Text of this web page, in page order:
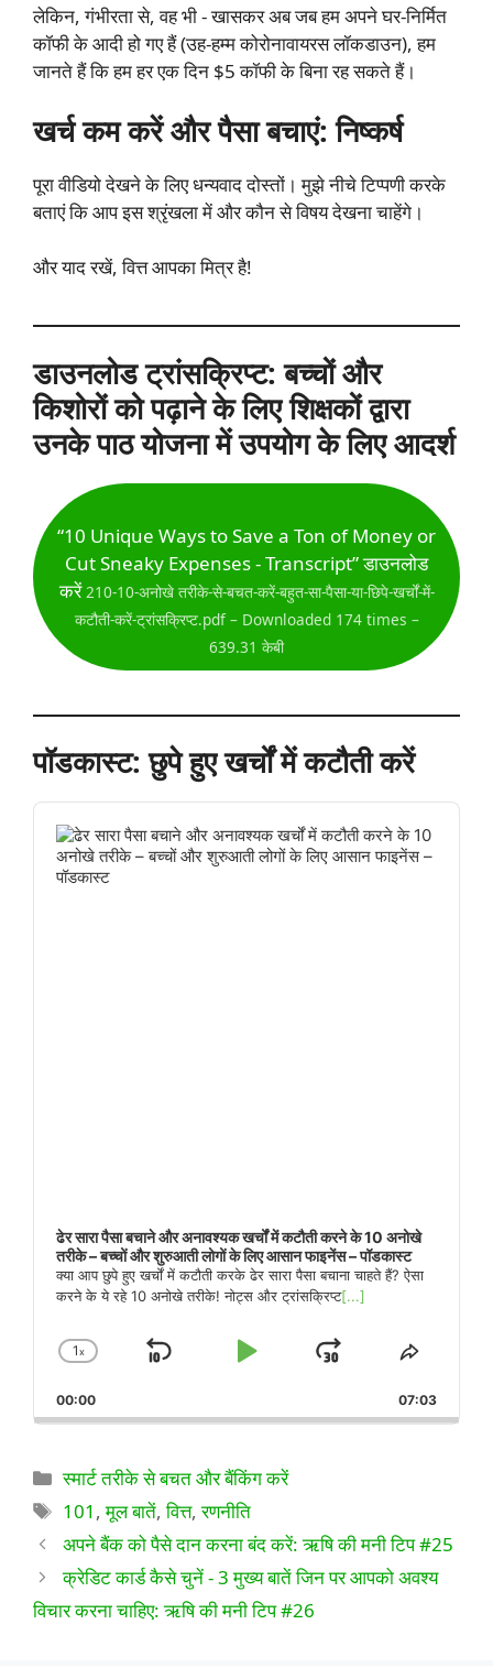
लेकिन, गंभीरता से, वह भी - खासकर अब जब हम अपने घर-निर्मित
कॉफी के आदी हो गए हैं (उह-हम्म कोरोनावायरस लॉकडाउन), हम
जानते हैं कि हम हर एक दिन $5 कॉफी के बिना रह सकते हैं।
खर्च कम करें और पैसा बचाएं: निष्कर्ष
पूरा वीडियो देखने के लिए धन्यवाद दोस्तों। मुझे नीचे टिप्पणी करके
बताएं कि आप इस श्रृंखला में और कौन से विषय देखना चाहेंगे।
और याद रखें, वित्त आपका मित्र है!
डाउनलोड ट्रांसक्रिप्ट: बच्चों और
किशोरों को पढ़ाने के लिए शिक्षकों द्वारा
उनके पाठ योजना में उपयोग के लिए आदर्श
“10 Unique Ways to Save a Ton of Money or
Cut Sneaky Expenses - Transcript” डाउनलोड
करें 210-10-अनोखे तरीके-से-बचत-करें-बहुत-सा-पैसा-या-छिपे-खर्चों-में-
कटौती-करें-ट्रांसक्रिप्ट.pdf – Downloaded 174 times –
639.31 केबी
पॉडकास्ट: छुपे हुए खर्चों में कटौती करें
Audio
Player
ढेर सारा पैसा बचाने और अनावश्यक खर्चों में कटौती करने के 10 अनोखे
तरीके – बच्चों और शुरुआती लोगों के लिए आसान फाइनेंस – पॉडकास्ट
क्या आप छुपे हुए खर्चों में कटौती करके ढेर सारा पैसा बचाना चाहते हैं? ऐसा
करने के ये रहे 10 अनोखे तरीके! नोट्स और ट्रांसक्रिप्ट[...]
प्लेबैक
बदलें
1x
पीछे
ओर
चलाएँ
आगे
इस
को
साझा
00:00 07:03
श्रेणियाँ
स्मार्ट तरीके से बचत और बैंकिंग करें
टैग
101 ,मूल बातें,वित्त,रणनीति
अपने बैंक को पैसे दान करना बंद करें: ऋषि की मनी टिप #25
क्रेडिट कार्ड कैसे चुनें - 3 मुख्य बातें जिन पर आपको अवश्य
विचार करना चाहिए: ऋषि की मनी टिप #26